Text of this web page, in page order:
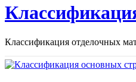
Классификация отделочных